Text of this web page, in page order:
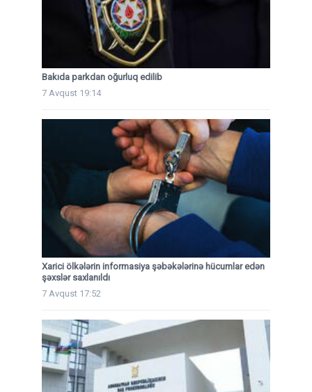
Bakıda parkdan oğurluq edilib
7 Avqust 19:14
Xarici ölkələrin informasiya şəbəkələrinə hücumlar edən
şəxslər saxlanıldı
7 Avqust 17:52